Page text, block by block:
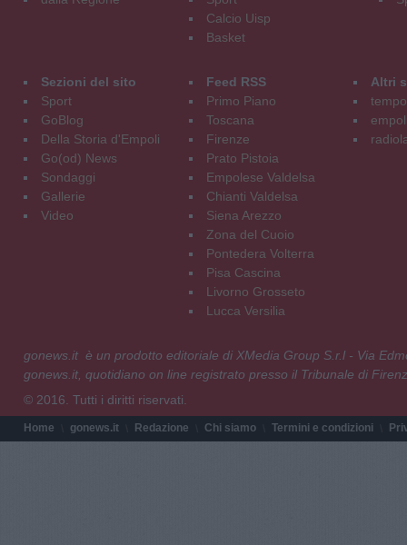
Calcio Uisp
Basket
Sezioni del sito
Sport
GoBlog
Della Storia d'Empoli
Go(od) News
Sondaggi
Gallerie
Video
Feed RSS
Primo Piano
Toscana
Firenze
Prato Pistoia
Empolese Valdelsa
Chianti Valdelsa
Siena Arezzo
Zona del Cuoio
Pontedera Volterra
Pisa Cascina
Livorno Grosseto
Lucca Versilia
Altri
gonews.it è un prodotto editoriale di XMedia Group S.r.l - Via
gonews.it, quotidiano on line registrato presso il Tribunale di
© 2016. Tutti i diritti riservati.
Home gonews.it Redazione Chi siamo Termini e condizioni